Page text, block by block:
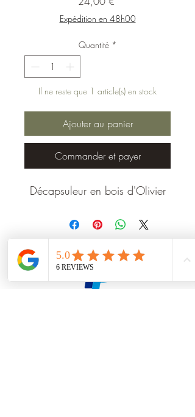
Expédition en 48h00
Quantité *
Il ne reste que 1 article(s) en stock
Ajouter au panier
Commander et payer
Décapsuleur en bois d'Olivier